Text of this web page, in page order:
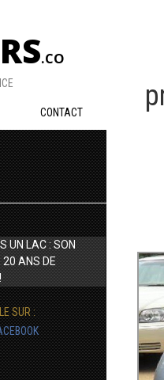
.CO
CONTACT
UN LAC : SON
20 ANS DE
SUR :